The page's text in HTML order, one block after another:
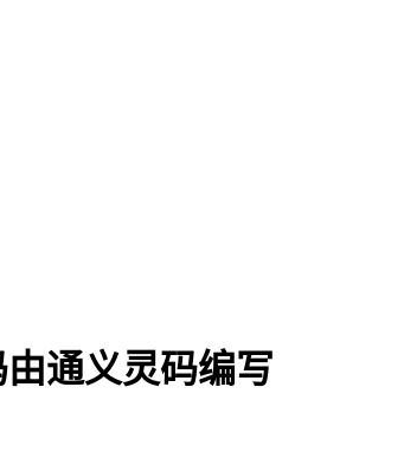
通义灵码编写